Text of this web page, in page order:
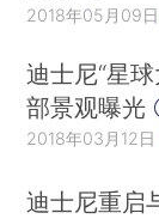
2018年05月09日
迪士尼“星
部景观曝光
2018年03月12日
迪士尼重启